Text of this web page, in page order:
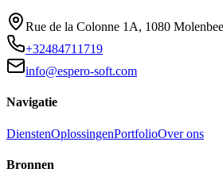
Rue de la Colonne 1A, 1080
+32484711719
info@espero-soft.com
Navigatie
DienstenOplossingenPortfolioOver ons
Bronnen